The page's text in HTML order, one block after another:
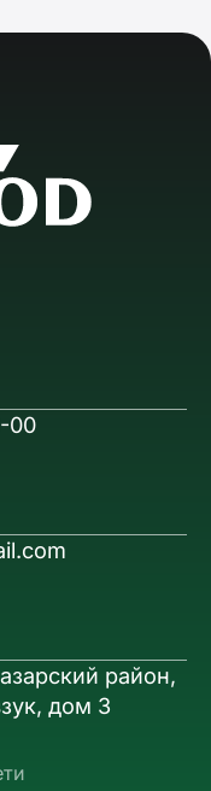
00
район,
дом 3